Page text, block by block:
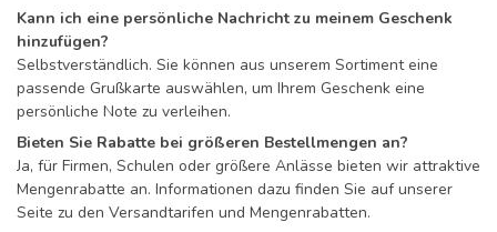
Kann ich eine persönliche Nachricht zu meinem Geschenk
hinzufügen?
Selbstverständlich. Sie können aus unserem Sortiment eine
passende Grußkarte auswählen, um Ihrem Geschenk eine
persönliche Note zu verleihen.
Bieten Sie Rabatte bei größeren Bestellmengen an?
Ja, für Firmen, Schulen oder größere Anlässe bieten wir attraktive
Mengenrabatte an. Informationen dazu finden Sie auf unserer
Seite zu den Versandtarifen und Mengenrabatten.